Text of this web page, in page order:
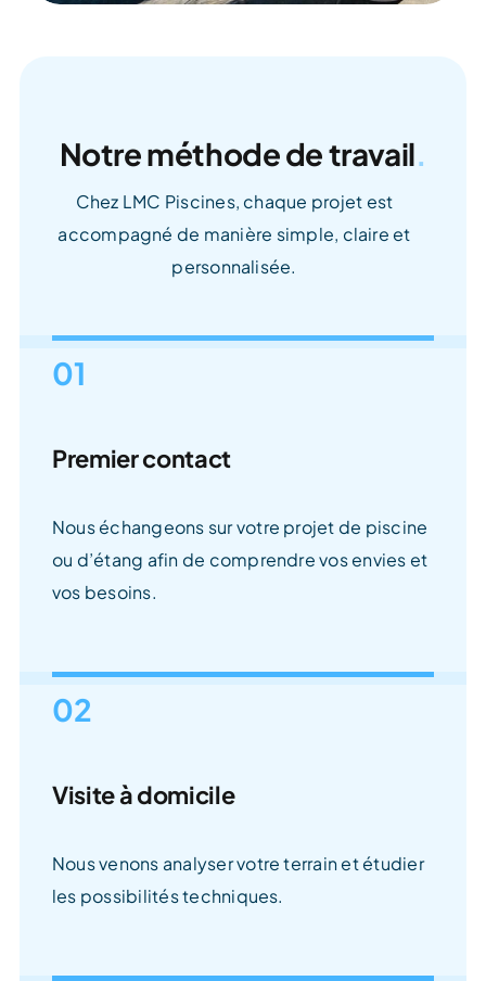
Notre méthode de travail.
Chez LMC Piscines, chaque projet est
accompagné de manière simple, claire et
personnalisée.
01
Premier contact
Nous échangeons sur votre projet de piscine
ou d’étang afin de comprendre vos envies et
vos besoins.
02
Visite à domicile
Nous venons analyser votre terrain et étudier
les possibilités techniques.